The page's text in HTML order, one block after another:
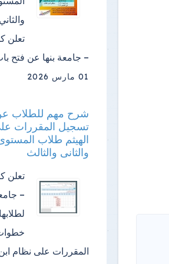
تعلن
– جامعة بنها عن فتح
01 مارس 2026
شرح مهم للطلاب
تسجيل المقررات
الهيثم طلاب
والثانى والثالث
تعلن
–
المقررات على نظام ابن